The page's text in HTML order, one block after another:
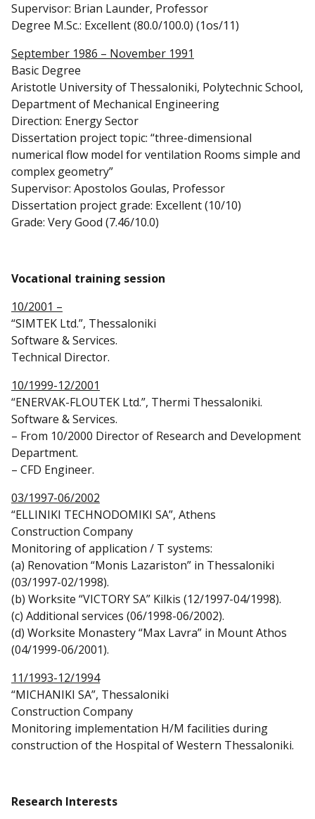
Supervisor: Brian Launder, Professor
Degree M.Sc.: Excellent (80.0/100.0) (1os/11)
September 1986 – November 1991
Basic Degree
Aristotle University of Thessaloniki, Polytechnic School,
Department of Mechanical Engineering
Direction: Energy Sector
Dissertation project topic: “three-dimensional
numerical flow model for ventilation Rooms simple and
complex geometry”
Supervisor: Apostolos Goulas, Professor
Dissertation project grade: Excellent (10/10)
Grade: Very Good (7.46/10.0)
Vocational training session
10/2001 –
“SIMTEK Ltd.”, Thessaloniki
Software & Services.
Technical Director.
10/1999-12/2001
“ENERVAK-FLOUTEK Ltd.”, Thermi Thessaloniki.
Software & Services.
– From 10/2000 Director of Research and Development
Department.
– CFD Engineer.
03/1997-06/2002
“ELLINIKI TECHNODOMIKI SA”, Athens
Construction Company
Monitoring of application / T systems:
(a) Renovation “Monis Lazariston” in Thessaloniki
(03/1997-02/1998).
(b) Worksite “VICTORY SA” Kilkis (12/1997-04/1998).
(c) Additional services (06/1998-06/2002).
(d) Worksite Monastery “Max Lavra” in Mount Athos
(04/1999-06/2001).
11/1993-12/1994
“MICHANIKI SA”, Thessaloniki
Construction Company
Monitoring implementation H/M facilities during
construction of the Hospital of Western Thessaloniki.
Research Interests